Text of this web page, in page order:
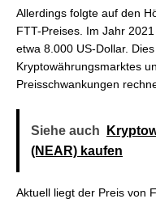
Allerdings folgte auf den
FTT-Preises. Im Jahr
etwa 8.000 US-Dollar.
Kryptowährungsmarktes
Preisschwankungen
Siehe auch
(NEAR) kaufen
Aktuell liegt der Preis von